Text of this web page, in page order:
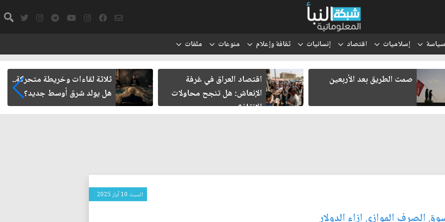
سياسة إسلاميات اقتصاد إنسانيات ثقافة وإعلام منوعات ملفات
صمت الطريق بعد الأربعين
اقتصاد العراق في غرفة
الإنعاش: هل تنجح محاولات
الإنقاذ؟
ثلاثة لقاءات وخريطة متحركة..
هل يولد شرق أوسط جديد؟
السبت 10 آيار 2025